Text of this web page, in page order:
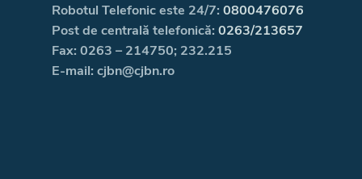
Robotul Telefonic este 24/7: 0800476076
Post de centrală telefonică: 0263/213657
Fax: 0263 – 214750; 232.215
E-mail: cjbn@cjbn.ro